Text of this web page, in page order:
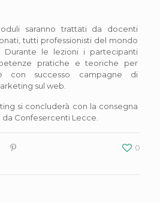
saranno trattati da docenti
tutti professionisti del mondo
Durante le lezioni i partecipanti
pratiche e teoriche per
con successo campagne di
sul web.
si concluderà con la consegna
Confesercenti Lecce.
0